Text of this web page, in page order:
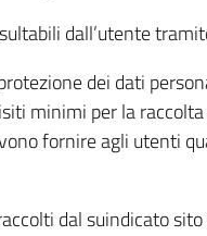
dall’utente
dei dati
minimi per la
fornire agli utenti
dal suindicato